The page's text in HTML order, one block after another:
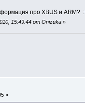
про XBUS и ARM? :
15:49:44 от Onizuka »
»